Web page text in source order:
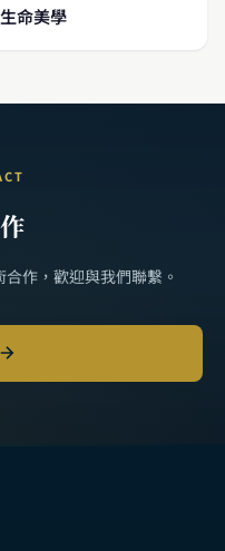
命美學
作，歡迎與我們聯繫。